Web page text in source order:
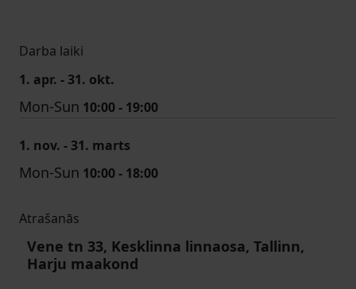
Darba laiki
1. apr. - 31. okt.
Mon-Sun 10:00 - 19:00
1. nov. - 31. marts
Mon-Sun 10:00 - 18:00
Atrašanās
Vene tn 33, Kesklinna linnaosa, Tallinn,
Harju maakond